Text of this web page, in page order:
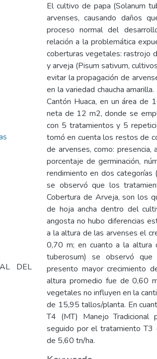
DEL
El cultivo de papa (Solanum
arvenses, causando daños
proceso normal del
relación a la problemática
coberturas vegetales: rastrojo
y arveja (Pisum sativum,
evitar la propagación de
en la variedad chaucha
Cantón Huaca, en un área
neta de 12 m2, donde se
con 5 tratamientos y 5
tomó en cuenta los restos de
de arvenses, como:
porcentaje de germinación,
rendimiento en dos categorías
se observó que los
Cobertura de Arveja, son los
de hoja ancha dentro del
angosta no hubo diferencias
a la altura de las arvenses el
0,70 m; en cuanto a la altura
tuberosum) se observó
presento mayor crecimiento
altura promedio fue de 0,60
vegetales no influyen en la
de 15,95 tallos/planta. En
T4 (MT) Manejo Tradicional
seguido por el tratamiento T3
de 5,60 tn/ha.